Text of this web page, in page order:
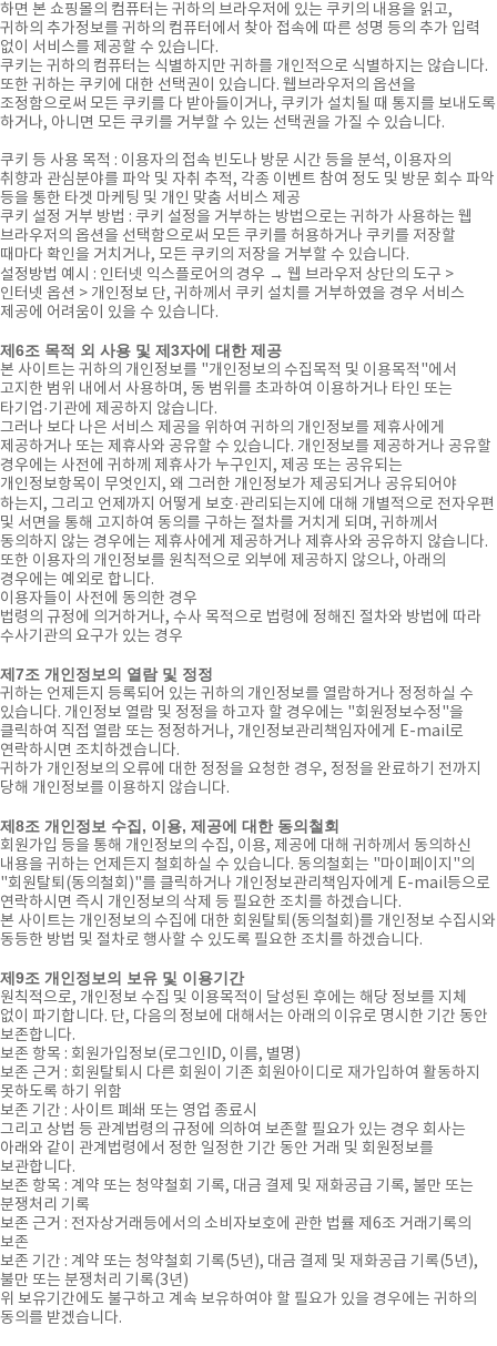
하면 본 쇼핑몰의 컴퓨터는 귀하의 브라우저에 있는 쿠키의 내용을 읽고,
귀하의 추가정보를 귀하의 컴퓨터에서 찾아 접속에 따른 성명 등의 추가 입력
없이 서비스를 제공할 수 있습니다.
쿠키는 귀하의 컴퓨터는 식별하지만 귀하를 개인적으로 식별하지는 않습니다.
또한 귀하는 쿠키에 대한 선택권이 있습니다. 웹브라우저의 옵션을
조정함으로써 모든 쿠키를 다 받아들이거나, 쿠키가 설치될 때 통지를 보내도록
하거나, 아니면 모든 쿠키를 거부할 수 있는 선택권을 가질 수 있습니다.
쿠키 등 사용 목적 : 이용자의 접속 빈도나 방문 시간 등을 분석, 이용자의
취향과 관심분야를 파악 및 자취 추적, 각종 이벤트 참여 정도 및 방문 회수 파악
등을 통한 타겟 마케팅 및 개인 맞춤 서비스 제공
쿠키 설정 거부 방법 : 쿠키 설정을 거부하는 방법으로는 귀하가 사용하는 웹
브라우저의 옵션을 선택함으로써 모든 쿠키를 허용하거나 쿠키를 저장할
때마다 확인을 거치거나, 모든 쿠키의 저장을 거부할 수 있습니다.
설정방법 예시 : 인터넷 익스플로어의 경우 → 웹 브라우저 상단의 도구 >
인터넷 옵션 > 개인정보 단, 귀하께서 쿠키 설치를 거부하였을 경우 서비스
제공에 어려움이 있을 수 있습니다.
제6조 목적 외 사용 및 제3자에 대한 제공
본 사이트는 귀하의 개인정보를 "개인정보의 수집목적 및 이용목적"에서
고지한 범위 내에서 사용하며, 동 범위를 초과하여 이용하거나 타인 또는
타기업·기관에 제공하지 않습니다.
그러나 보다 나은 서비스 제공을 위하여 귀하의 개인정보를 제휴사에게
제공하거나 또는 제휴사와 공유할 수 있습니다. 개인정보를 제공하거나 공유할
경우에는 사전에 귀하께 제휴사가 누구인지, 제공 또는 공유되는
개인정보항목이 무엇인지, 왜 그러한 개인정보가 제공되거나 공유되어야
하는지, 그리고 언제까지 어떻게 보호·관리되는지에 대해 개별적으로 전자우편
및 서면을 통해 고지하여 동의를 구하는 절차를 거치게 되며, 귀하께서
동의하지 않는 경우에는 제휴사에게 제공하거나 제휴사와 공유하지 않습니다.
또한 이용자의 개인정보를 원칙적으로 외부에 제공하지 않으나, 아래의
경우에는 예외로 합니다.
이용자들이 사전에 동의한 경우
법령의 규정에 의거하거나, 수사 목적으로 법령에 정해진 절차와 방법에 따라
수사기관의 요구가 있는 경우
제7조 개인정보의 열람 및 정정
귀하는 언제든지 등록되어 있는 귀하의 개인정보를 열람하거나 정정하실 수
있습니다. 개인정보 열람 및 정정을 하고자 할 경우에는 "회원정보수정"을
클릭하여 직접 열람 또는 정정하거나, 개인정보관리책임자에게 E-mail로
연락하시면 조치하겠습니다.
귀하가 개인정보의 오류에 대한 정정을 요청한 경우, 정정을 완료하기 전까지
당해 개인정보를 이용하지 않습니다.
제8조 개인정보 수집, 이용, 제공에 대한 동의철회
회원가입 등을 통해 개인정보의 수집, 이용, 제공에 대해 귀하께서 동의하신
내용을 귀하는 언제든지 철회하실 수 있습니다. 동의철회는 "마이페이지"의
"회원탈퇴(동의철회)"를 클릭하거나 개인정보관리책임자에게 E-mail등으로
연락하시면 즉시 개인정보의 삭제 등 필요한 조치를 하겠습니다.
본 사이트는 개인정보의 수집에 대한 회원탈퇴(동의철회)를 개인정보 수집시와
동등한 방법 및 절차로 행사할 수 있도록 필요한 조치를 하겠습니다.
제9조 개인정보의 보유 및 이용기간
원칙적으로, 개인정보 수집 및 이용목적이 달성된 후에는 해당 정보를 지체
없이 파기합니다. 단, 다음의 정보에 대해서는 아래의 이유로 명시한 기간 동안
보존합니다.
보존 항목 : 회원가입정보(로그인ID, 이름, 별명)
보존 근거 : 회원탈퇴시 다른 회원이 기존 회원아이디로 재가입하여 활동하지
못하도록 하기 위함
보존 기간 : 사이트 폐쇄 또는 영업 종료시
그리고 상법 등 관계법령의 규정에 의하여 보존할 필요가 있는 경우 회사는
아래와 같이 관계법령에서 정한 일정한 기간 동안 거래 및 회원정보를
보관합니다.
보존 항목 : 계약 또는 청약철회 기록, 대금 결제 및 재화공급 기록, 불만 또는
분쟁처리 기록
보존 근거 : 전자상거래등에서의 소비자보호에 관한 법률 제6조 거래기록의
보존
보존 기간 : 계약 또는 청약철회 기록(5년), 대금 결제 및 재화공급 기록(5년),
불만 또는 분쟁처리 기록(3년)
위 보유기간에도 불구하고 계속 보유하여야 할 필요가 있을 경우에는 귀하의
동의를 받겠습니다.